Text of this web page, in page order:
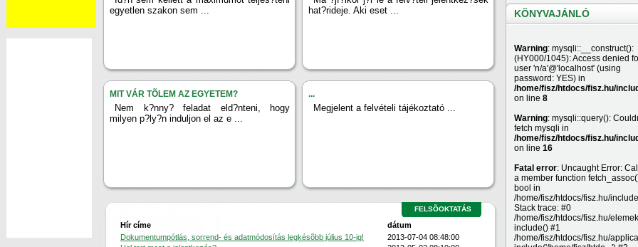
egyetlen szakon sem ...
hat?rideje. Aki eset ...
MIT VÁR TÕLEM AZ EGYETEM?
Nem k?nny? feladat eld?nteni, hogy
milyen p?ly?n induljon el az e ...
...
Megjelent a felvételi tájékoztató ...
FELSÕOKTATÁS
Hír címe
dátum
Dokumentumpótlás, sorrend- és adatmódosítás legkésõbb július 10-ig!
2013-07-04 08:48:00
KÖNYVAJÁNLÓ
Warning: mysqli::__construct():
(HY000/1045): Access denied
user 'n/a'@'localhost' (using
password: YES) in
/home/fisz/htdocs/fisz.hu/
on line 8
Warning: mysqli::query():
fetch mysqli in
/home/fisz/htdocs/fisz.hu/
on line 16
Fatal error: Uncaught Error:
a member function
bool in
/home/fisz/htdocs/fisz.hu/
Stack trace: #0
/home/fisz/htdocs/fisz.hu/
include() #1
/home/fisz/htdocs/fisz.hu/